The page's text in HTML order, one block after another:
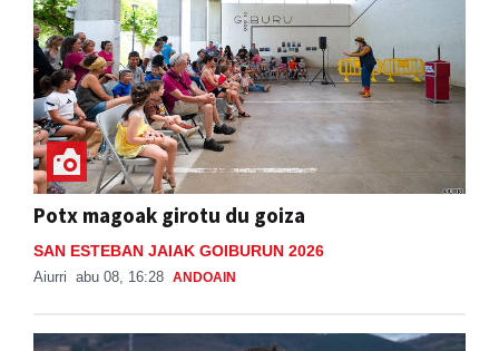
Potx magoak girotu du goiza
SAN ESTEBAN JAIAK GOIBURUN 2026
Aiurri abu 08, 16:28 ANDOAIN